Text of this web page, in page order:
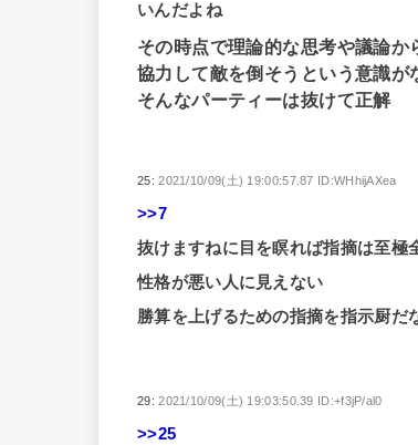
いんだよね
その時点で理論的な思考や議論
協力して敵を倒そうという意識が
そんなパーティーは抜けて正解
25:2021/10/09(土) 19:00:57.87 ID:WHhijAXea
>>7
抜けますねに目を瞑れば指摘は至極
性格が悪い人に見えない
勝算を上げるための指摘を指示厨だ
29:2021/10/09(土) 19:03:50.39 ID:+f3jP/al0
>>25